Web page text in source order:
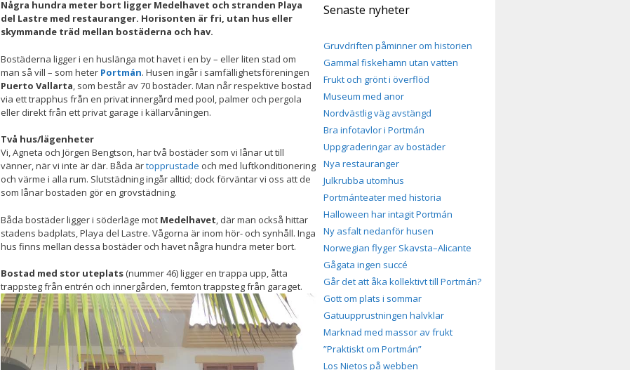
Några hundra meter bort ligger Medelhavet och stranden Playa
del Lastre med restauranger. Horisonten är fri, utan hus eller
skymmande träd mellan bostäderna och hav.
Bostäderna ligger i en huslänga mot havet i en by – eller liten stad om
man så vill – som heter Portmán. Husen ingår i samfällighetsföreningen
Puerto Vallarta, som består av 70 bostäder. Man når respektive bostad
via ett trapphus från en privat innergård med pool, palmer och pergola
eller direkt från ett privat garage i källarvåningen.
Två hus/lägenheter
Vi, Agneta och Jörgen Bengtson, har två bostäder som vi lånar ut till
vänner, när vi inte är där. Båda ärtopprustade och med luftkonditionering
och värme i alla rum. Slutstädning ingår alltid; dock förväntar vi oss att de
som lånar bostaden gör en grovstädning.
Båda bostäder ligger i söderläge mot Medelhavet, där man också hittar
stadens badplats, Playa del Lastre. Vågorna är inom hör- och synhåll. Inga
hus finns mellan dessa bostäder och havet några hundra meter bort.
Bostad med stor uteplats (nummer 46) ligger en trappa upp, åtta
trappsteg från entrén och innergården, femton trappsteg från garaget.
Senaste nyheter
Gruvdriften påminner om historien
Gammal fiskehamn utan vatten
Frukt och grönt i överflöd
Museum med anor
Nordvästlig väg avstängd
Bra infotavlor i Portmán
Uppgraderingar av bostäder
Nya restauranger
Julkrubba utomhus
Portmánteater med historia
Halloween har intagit Portmán
Ny asfalt nedanför husen
Norwegian flyger Skavsta–Alicante
Gågata ingen succé
Går det att åka kollektivt till Portmán?
Gott om plats i sommar
Gatuupprustningen halvklar
Marknad med massor av frukt
”Praktiskt om Portmán”
Los Nietos på webben
Nödvändiga
Dessa kakor
välja bort. De
behövs för att
hemsidan
över huvud
taget ska
Statistik
För att vi ska
hemsidans
funktionalitet
och
baserat på
hur
hemsidan
används.
Upplevelse